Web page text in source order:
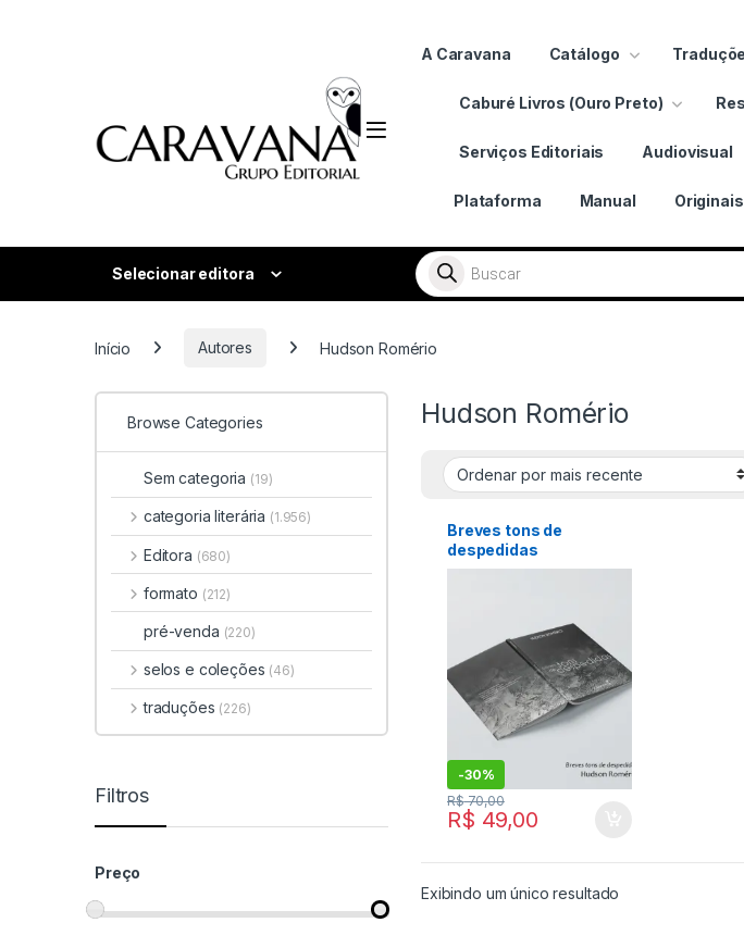
A Caravana Catálogo
Caburé Livros (Ouro Preto)
Serviços Editoriais Audiovisual
Plataforma Manual Originais
Selecionar editora
Pesquisar livros
Início Autores Hudson Romério
Hudson Romério
Breves tons de
despedidas
-30%
R$ 49,00
R$70,00
Exibindo um único resultado
Browse Categories
Sem categoria (19)
categoria literária (1.956)
Editora (680)
formato (212)
pré-venda (220)
selos e coleções (46)
traduções (226)
Filtros
Preço